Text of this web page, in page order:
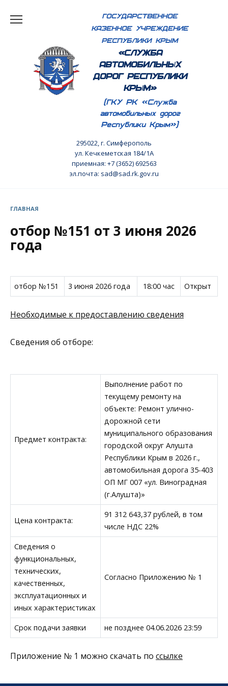
ГОСУДАРСТВЕННОЕ
КАЗЕННОЕ УЧРЕЖДЕНИЕ
РЕСПУБЛИКИ КРЫМ
«СЛУЖБА
АВТОМОБИЛЬНЫХ
ДОРОГ РЕСПУБЛИКИ
КРЫМ»
(ГКУ РК «Служба
автомобильных дорог
Республики Крым»)
295022, г. Симферополь
ул. Кечкеметская 184/1А
приемная: +7 (3652) 692563
эл.почта: sad@sad.rk.gov.ru
ГЛАВНАЯ
отбор №151 от 3 июня 2026
года
отбор №151 3 июня 2026 года 18:00 час Открыт
Необходимые к предоставлению сведения
Сведения об отборе:
Предмет контракта:
Выполнение работ по
текущему ремонту на
объекте: Ремонт улично-
дорожной сети
муниципального образования
городской округ Алушта
Республики Крым в 2026 г.,
автомобильная дорога 35-403
ОП МГ 007 «ул. Виноградная
(г.Алушта)»
Цена контракта:
91 312 643,37 рублей, в том
числе НДС 22%
Сведения о
функциональных,
технических,
качественных,
эксплуатационных и
иных характеристиках
Согласно Приложению № 1
Срок подачи заявки не позднее 04.06.2026 23:59
Приложение № 1 можно скачать по ссылке